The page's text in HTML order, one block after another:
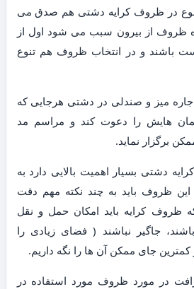
در ظروف کرایه دشتی هم صدق می
ظروف از بیرون سبب می شود اول از
باشند و در انتخاب ظروف هم تنوع
میز و صندلی در دشتی هرجایی که
هایش را دعوت کند و مراسم مد
برگزار نماید.
دشتی بسیار اهمیت بالایی دارد به
ظروف باید به چند نکته مهم دقت
ظروف کرایه باید امکان حمل و نقل
جاگیر نباشند ( فضای زیادی را
کمترین جای ممکن آن ها را نگه داریم.
در مورد ظروف مورد استفاده در